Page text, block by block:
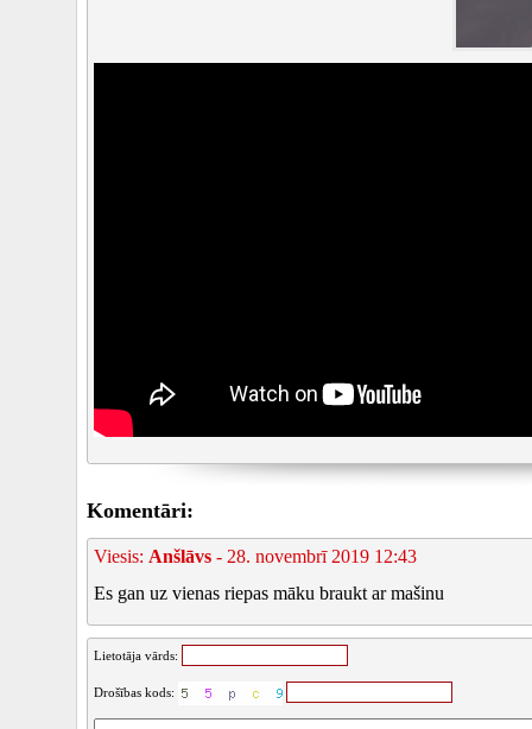
Komentāri:
Viesis: Anšlāvs - 28. novembrī 2019 12:43
Es gan uz vienas riepas māku braukt ar mašinu
Lietotāja vārds:
Drošības kods: